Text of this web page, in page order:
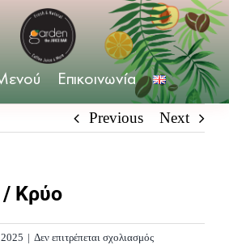
Επικοινωνία
Previous Next
/ Κρύο
| Δεν επιτρέπεται σχολιασμόςστο